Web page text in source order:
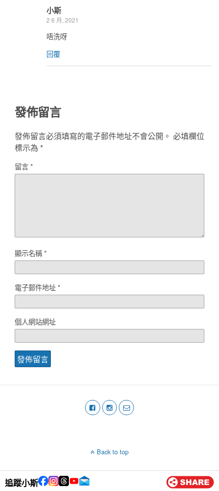
追蹤小斯
小斯
2 6 月, 2021
唔洗呀
回覆
發佈留言
發佈留言必須填寫的電子郵件地址不會公開。 必填欄位
標示為 *
留言*
顯示名稱*
電子郵件地址*
個人網站網址
Back to top
Mobile